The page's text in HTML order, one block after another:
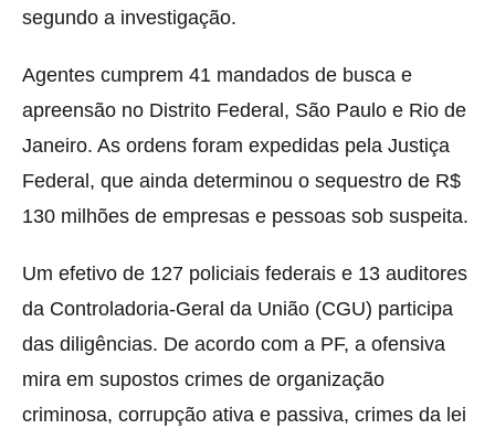
segundo a investigação.
Agentes cumprem 41 mandados de busca e
apreensão no Distrito Federal, São Paulo e Rio de
Janeiro. As ordens foram expedidas pela Justiça
Federal, que ainda determinou o sequestro de R$
130 milhões de empresas e pessoas sob suspeita.
Um efetivo de 127 policiais federais e 13 auditores
da Controladoria-Geral da União (CGU) participa
das diligências. De acordo com a PF, a ofensiva
mira em supostos crimes de organização
criminosa, corrupção ativa e passiva, crimes da lei